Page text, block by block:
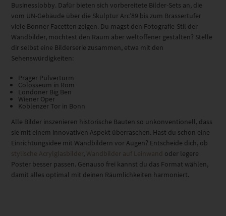
Businesslobby. Dafür bieten sich vorbereitete Bilder-Sets an, die
vom UN-Gebäude über die Skulptur Arc’89 bis zum Brassertufer
viele Bonner Facetten zeigen. Du magst den Fotografie-Stil der
Wandbilder, möchtest den Raum aber weltoffener gestalten? Stelle
dir selbst eine Bilderserie zusammen, etwa mit den
Sehenswürdigkeiten:
Prager Pulverturm
Colosseum in Rom
Londoner Big Ben
Wiener Oper
Koblenzer Tor in Bonn
Alle Bilder inszenieren historische Bauten so unkonventionell, dass
sie mit einem innovativen Aspekt überraschen. Hast du schon eine
Einrichtungsidee mit Wandbildern vor Augen? Entscheide dich, ob
stylische Acrylglasbilder, Wandbilder auf Leinwand oder legere
Poster besser passen. Genauso frei kannst du das Format wählen,
damit alles optimal mit deinen Räumlichkeiten harmoniert.